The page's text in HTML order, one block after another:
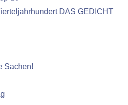
DAS GEDICHT
Sachen!